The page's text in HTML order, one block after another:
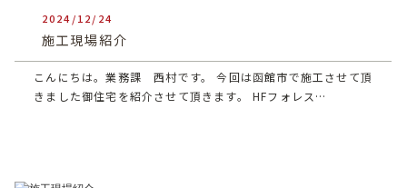
2024/12/24
施工現場紹介
こんにちは。業務課 西村です。 今回は函館市で施工させて頂
きました御住宅を紹介させて頂きます。 HFフォレス…